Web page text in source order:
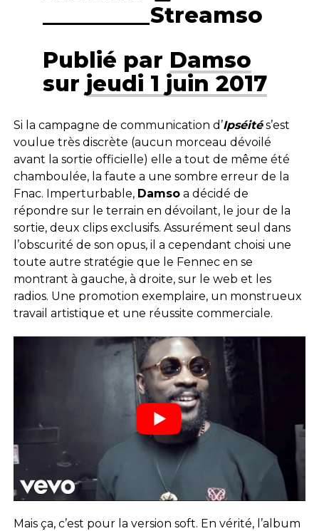
__________Streamso
Publié par Damso
sur jeudi 1 juin 2017
Si la campagne de communication d’Ipséités’est
voulue très discrète (aucun morceau dévoilé
avant la sortie officielle) elle a tout de même été
chamboulée, la faute a une sombre erreur de la
Fnac. Imperturbable, Damsoa décidé de
répondre sur le terrain en dévoilant, le jour de la
sortie, deux clips exclusifs. Assurément seul dans
l’obscurité de son opus, il a cependant choisi une
toute autre stratégie que le Fennec en se
montrant à gauche, à droite, sur le web et les
radios. Une promotion exemplaire, un monstrueux
travail artistique et une réussite commerciale.
Mais ça, c’est pour la version soft. En vérité, l’album